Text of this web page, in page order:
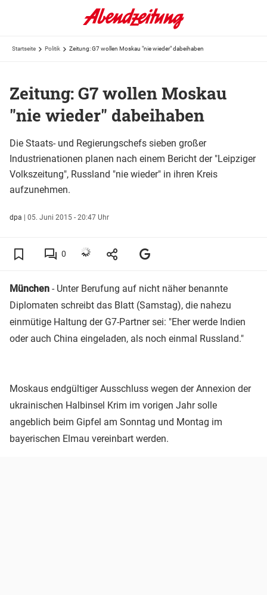
Startseite Politik Zeitung: G7 wollen Moskau "nie wieder" dabeihaben
Zeitung: G7 wollen Moskau
"nie wieder" dabeihaben
Die Staats- und Regierungschefs sieben großer
Industrienationen planen nach einem Bericht der "Leipziger
Volkszeitung", Russland "nie wieder" in ihren Kreis
aufzunehmen.
dpa | 05. Juni 2015 - 20:47 Uhr
0
München - Unter Berufung auf nicht näher benannte
Diplomaten schreibt das Blatt (Samstag), die nahezu
einmütige Haltung der G7-Partner sei: "Eher werde Indien
oder auch China eingeladen, als noch einmal Russland."
Moskaus endgültiger Ausschluss wegen der Annexion der
ukrainischen Halbinsel Krim im vorigen Jahr solle
angeblich beim Gipfel am Sonntag und Montag im
bayerischen Elmau vereinbart werden.